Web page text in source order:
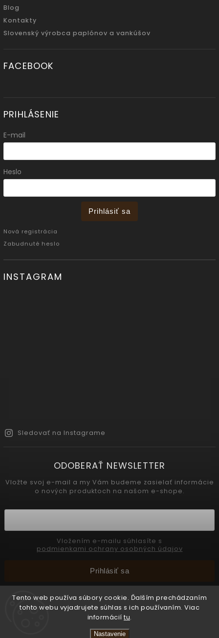
Tento web používa súbory cookie. Ďalším prechádzaním
tohto webu vyjadrujete súhlas s ich používaním. Viac
informácií tu.
Nastavenie
Blog
Kontakty
Slovenský výrobca paplónov a vankúšov
FACEBOOK
PRIHLÁSENIE
E-mail
Heslo
Prihlásiť sa
Nová registrácia
Zabudnuté heslo
INSTAGRAM
Sledovať na Instagrame
ODOBERAŤ NEWSLETTER
Vložte svoj e-mail a my Vám budeme zasielať informácie
o nových produktoch na našom e-shope.
podmienkami ochrany osobných údajov
Prihlásiť sa
Copyright 2026INTERMEDIC SK. Všetky práva vyhradené.